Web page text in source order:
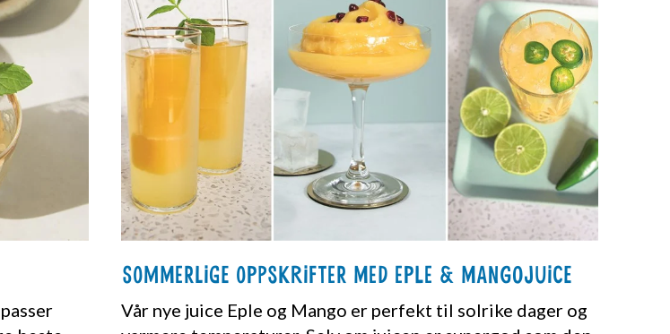
Sommerlige oppskrifter med Eple & Mangojuice
Vår nye juice Eple og Mango er perfekt til solrike dager og